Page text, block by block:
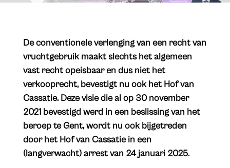
De conventionele verlenging van een recht van
vruchtgebruik maakt slechts het algemeen
vast recht opeisbaar en dus niet het
verkooprecht, bevestigt nu ook het Hof van
Cassatie. Deze visie die al op 30 november
2021 bevestigd werd in een beslissing van het
beroep te Gent, wordt nu ook bijgetreden
door het Hof van Cassatie in een
(langverwacht) arrest van 24 januari 2025.